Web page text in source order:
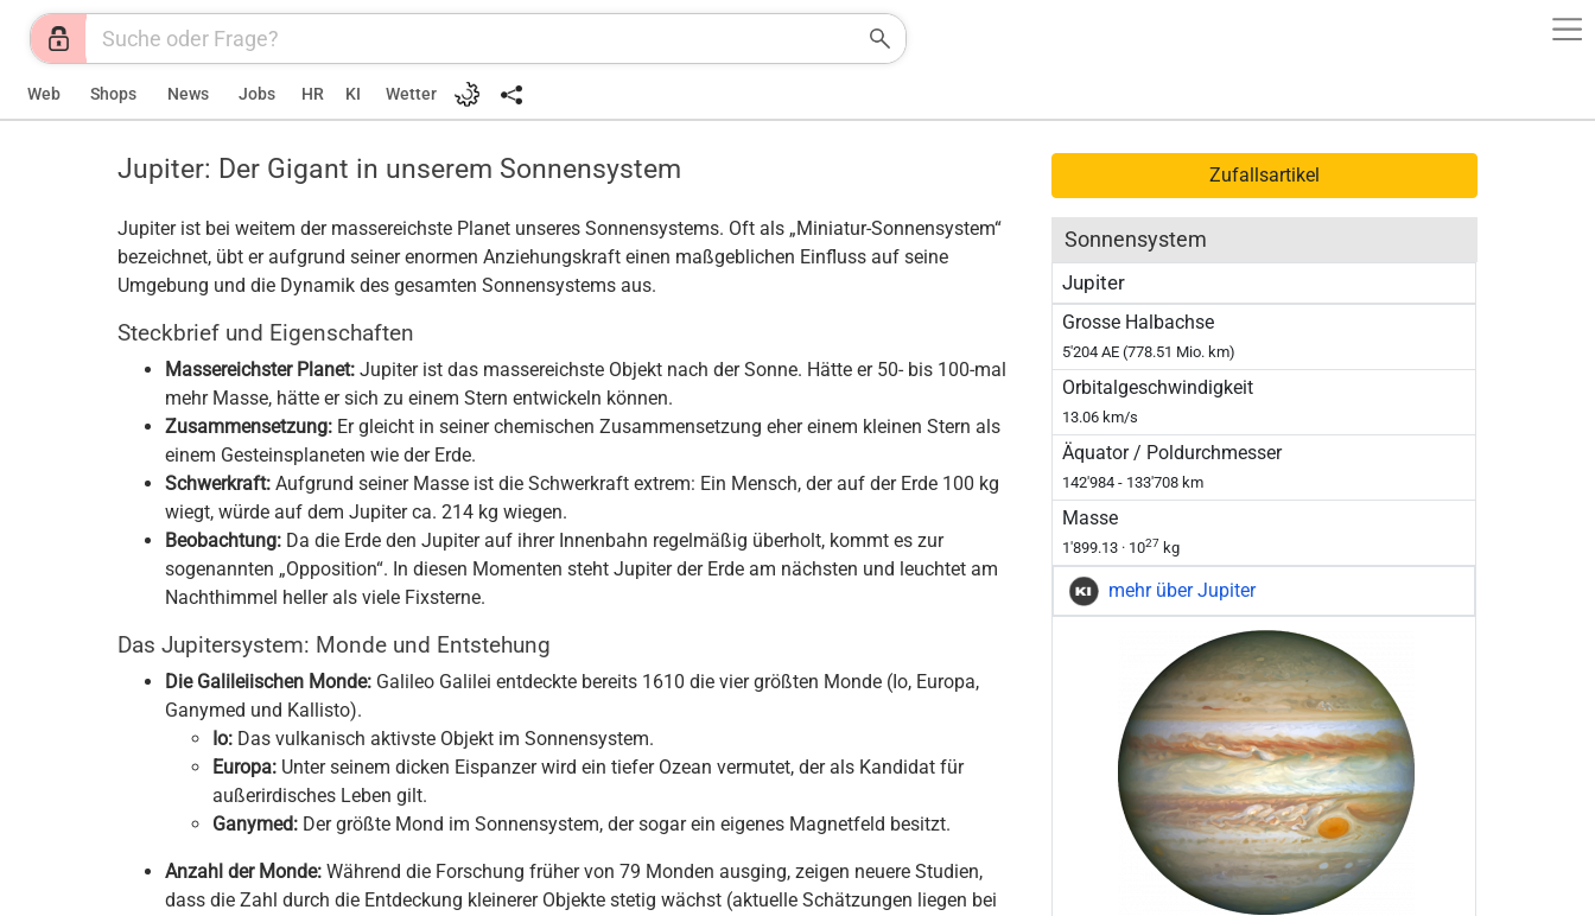
Web Shops News Jobs HR KI Wetter
Jupiter: Der Gigant in unserem Sonnensystem
Jupiter ist bei weitem der massereichste Planet unseres Sonnensystems. Oft als „Miniatur-Sonnensystem“
bezeichnet, übt er aufgrund seiner enormen Anziehungskraft einen maßgeblichen Einfluss auf seine
Umgebung und die Dynamik des gesamten Sonnensystems aus.
Steckbrief und Eigenschaften
Massereichster Planet: Jupiter ist das massereichste Objekt nach der Sonne. Hätte er 50- bis 100-mal
mehr Masse, hätte er sich zu einem Stern entwickeln können.
Zusammensetzung: Er gleicht in seiner chemischen Zusammensetzung eher einem kleinen Stern als
einem Gesteinsplaneten wie der Erde.
Schwerkraft: Aufgrund seiner Masse ist die Schwerkraft extrem: Ein Mensch, der auf der Erde 100 kg
wiegt, würde auf dem Jupiter ca. 214 kg wiegen.
Beobachtung: Da die Erde den Jupiter auf ihrer Innenbahn regelmäßig überholt, kommt es zur
sogenannten „Opposition“. In diesen Momenten steht Jupiter der Erde am nächsten und leuchtet am
Nachthimmel heller als viele Fixsterne.
Das Jupitersystem: Monde und Entstehung
Die Galileiischen Monde: Galileo Galilei entdeckte bereits 1610 die vier größten Monde (Io, Europa,
Ganymed und Kallisto).
Io: Das vulkanisch aktivste Objekt im Sonnensystem.
Europa: Unter seinem dicken Eispanzer wird ein tiefer Ozean vermutet, der als Kandidat für
außerirdisches Leben gilt.
Ganymed: Der größte Mond im Sonnensystem, der sogar ein eigenes Magnetfeld besitzt.
Anzahl der Monde: Während die Forschung früher von 79 Monden ausging, zeigen neuere Studien,
dass die Zahl durch die Entdeckung kleinerer Objekte stetig wächst (aktuelle Schätzungen liegen bei
Zufallsartikel
Sonnensystem
Jupiter
Grosse Halbachse
5'204 AE (778.51 Mio. km)
Orbitalgeschwindigkeit
13.06 km/s
Äquator / Poldurchmesser
142'984 - 133'708 km
Masse
1'899.13 · 1027 kg
mehr über Jupiter